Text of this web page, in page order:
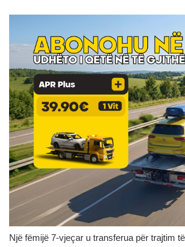
Një fëmijë 7-vjeçar u transferua për trajtim